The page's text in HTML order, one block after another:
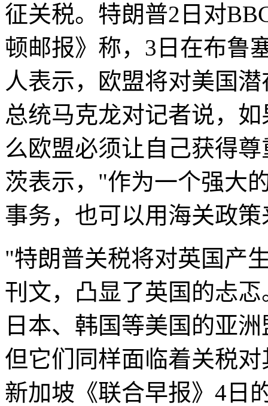
征关税。特朗普2日对
顿邮报》称，3日在布鲁
人表示，欧盟将对美国
总统马克龙对记者说，
么欧盟必须让自己获得
茨表示，"作为一个强大
事务，也可以用海关政
"特朗普关税将对英国产
刊文，凸显了英国的忐
日本、韩国等美国的亚
但它们同样面临着关税
新加坡《联合早报》4日